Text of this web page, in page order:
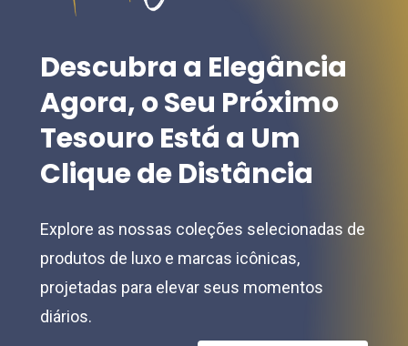
product
page
product
page
Descubra a Elegância
Agora,oSeu Próximo
TesouroEstá a Um
CliquedeDistância
Explore as nossas coleções selecionadas de
produtos de luxo e marcas icônicas,
projetadas para elevar seus momentos
diários.